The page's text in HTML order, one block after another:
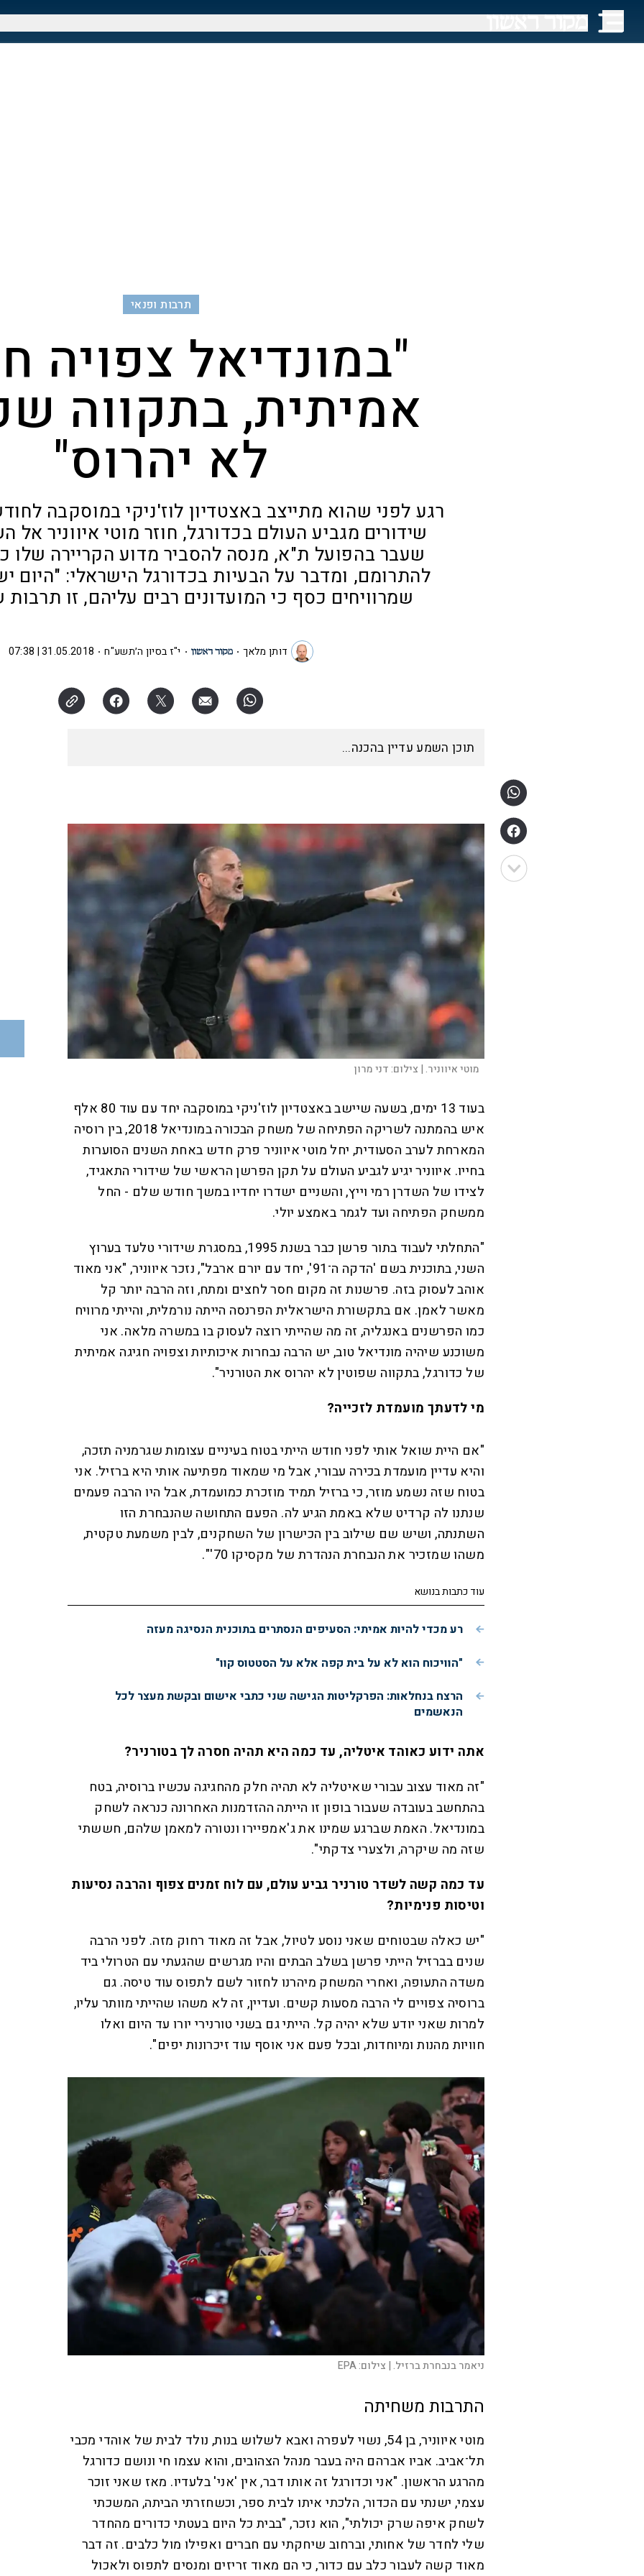
תרבות ופנאי
"במונדיאל צפויה
אמיתית, בתקווה
לא יהרוס"
רגע לפני שהוא מתייצב באצטדיון לוז'ניקי במוסקבה
שידורים מגביע העולם בכדורגל, חוזר מוטי איווניר
שעבר בהפועל ת"א, מנסה להסביר מדוע הקריירה שלו
שמרוויחים כסף כי המועדונים רבים עליהם, זו
דותן מלאך י"ז בסיון ה׳תשע"ח 31.05.2018 | 07:38
מוטי איווניר. | צילום:דני מרון
בעוד 13 ימים, בשעה שיישב באצטדיון לוז'ניקי במוסקבה יחד עם עוד 80 אלף
איש בהמתנה לשריקה הפתיחה של משחק הבכורה במונדיאל 2018, בין רוסיה
המארחת לערב הסעודית, יחל מוטי איווניר פרק חדש באחת השנים הסוערות
בחייו. איווניר יגיע לגביע העולם על תקן הפרשן הראשי של שידורי התאגיד,
לצידו של השדרן רמי וייץ, והשניים ישדרו יחדיו במשך חודש שלם - החל
ממשחק הפתיחה ועד לגמר באמצע יולי.
"התחלתי לעבוד בתור פרשן כבר בשנת 1995, במסגרת שידורי טלעד בערוץ
השני, בתוכנית בשם 'הדקה ה־91', יחד עם יורם ארבל", נזכר איווניר, "אני מאוד
אוהב לעסוק בזה. פרשנות זה מקום חסר לחצים ומתח, וזה הרבה יותר קל
מאשר לאמן. אם בתקשורת הישראלית הפרנסה הייתה נורמלית, והייתי מרוויח
כמו הפרשנים באנגליה, זה מה שהייתי רוצה לעסוק בו במשרה מלאה. אני
משוכנע שיהיה מונדיאל טוב, יש הרבה נבחרות איכותיות וצפויה חגיגה אמיתית
של כדורגל, בתקווה שפוטין לא יהרוס את הטורניר".
מי לדעתך מועמדת לזכייה?
"אם היית שואל אותי לפני חודש הייתי בטוח בעיניים עצומות שגרמניה תזכה,
והיא עדיין מועמדת בכירה עבורי, אבל מי שמאוד מפתיעה אותי היא ברזיל. אני
בטוח שזה נשמע מוזר, כי ברזיל תמיד מוזכרת כמועמדת, אבל היו הרבה פעמים
שנתנו לה קרדיט שלא באמת הגיע לה. הפעם התחושה שהנבחרת הזו
השתנתה, ושיש שם שילוב בין הכישרון של השחקנים, לבין משמעת טקטית,
משהו שמזכיר את הנבחרת הנהדרת של מקסיקו 70'".
עוד כתבות בנושא
רע מכדי להיות אמיתי: הסעיפים הנסתרים בתוכנית הנסיגה מעזה
"הוויכוח הוא לא על בית קפה אלא על הסטטוס קוו"
הרצח בנחלאות: הפרקליטות הגישה שני כתבי אישום ובקשת מעצר לכל
הנאשמים
אתה ידוע כאוהד איטליה, עד כמה היא תהיה חסרה לך בטורניר?
"זה מאוד עצוב עבורי שאיטליה לא תהיה חלק מהחגיגה עכשיו ברוסיה, בטח
בהתחשב בעובדה שעבור בופון זו הייתה ההזדמנות האחרונה כנראה לשחק
במונדיאל. האמת שברגע שמינו את ג'אמפיירו ונטורה למאמן שלהם, חששתי
שזה מה שיקרה, ולצערי צדקתי".
עד כמה קשה לשדר טורניר גביע עולם, עם לוח זמנים צפוף והרבה נסיעות
וטיסות פנימיות?
"יש כאלה שבטוחים שאני נוסע לטיול, אבל זה מאוד רחוק מזה. לפני הרבה
שנים בברזיל הייתי פרשן בשלב הבתים והיו מגרשים שהגעתי עם הטרולי ביד
משדה התעופה, ואחרי המשחק מיהרנו לחזור לשם לתפוס עוד טיסה. גם
ברוסיה צפויים לי הרבה מסעות קשים. ועדיין, זה לא משהו שהייתי מוותר עליו,
למרות שאני יודע שלא יהיה קל. הייתי גם בשני טורנירי יורו עד היום ואלו
חוויות מהנות ומיוחדות, ובכל פעם אני אוסף עוד זיכרונות יפים".
ניאמר בנבחרת ברזיל. | צילום:EPA
התרבות משחיתה
מוטי איווניר, בן 54, נשוי לעפרה ואבא לשלוש בנות, נולד לבית של אוהדי מכבי
תל־אביב. אביו אברהם היה בעבר מנהל הצהובים, והוא עצמו חי ונושם כדורגל
מהרגע הראשון. "אני וכדורגל זה אותו דבר, אין 'אני' בלעדיו. מאז שאני זוכר
עצמי, ישנתי עם הכדור, הלכתי איתו לבית ספר, וכשחזרתי הביתה, המשכתי
לשחק איפה שרק יכולתי", הוא נזכר, "בבית כל היום בעטתי כדורים מהחדר
שלי לחדר של אחותי, וברחוב שיחקתי עם חברים ואפילו מול כלבים. זה דבר
מאוד קשה לעבור כלב עם כדור, כי הם מאוד זריזים ומנסים לתפוס ולאכול